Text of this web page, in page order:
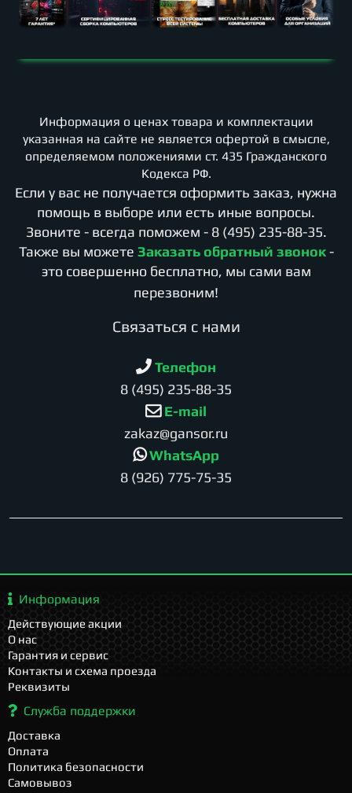
Информация о ценах товара и комплектации
указанная на сайте не является офертой в смысле,
определяемом положениями ст. 435 Гражданского
Кодекса РФ.
Если у вас не получается оформить заказ, нужна
помощь в выборе или есть иные вопросы.
Звоните - всегда поможем - 8 (495) 235-88-35.
Также вы можете Заказать обратный звонок -
это совершенно бесплатно, мы сами вам
перезвоним!
Cвязаться с нами
Телефон
8 (495) 235-88-35
E-mail
zakaz@gansor.ru
WhatsApp
8 (926) 775-75-35
Информация
Действующие акции
О нас
Гарантия и сервис
Контакты и схема проезда
Реквизиты
Служба поддержки
Доставка
Оплата
Политика безопасности
Самовывоз